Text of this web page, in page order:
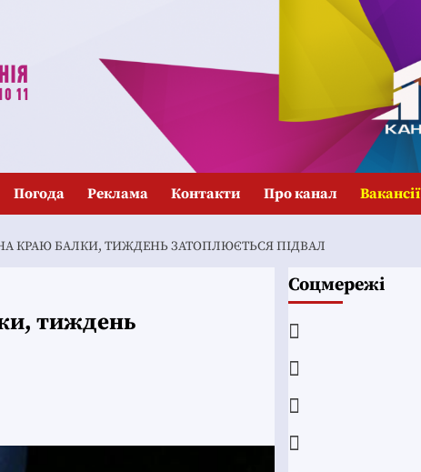
Погода Реклама Контакти Про канал Вакансії
КРАЮ БАЛКИ, ТИЖДЕНЬ ЗАТОПЛЮЄТЬСЯ ПІДВАЛ
тиждень
Соцмережі